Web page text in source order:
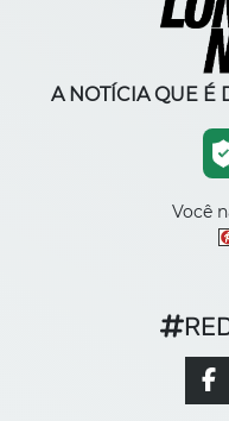
A NOTÍCIA QUE É
Você